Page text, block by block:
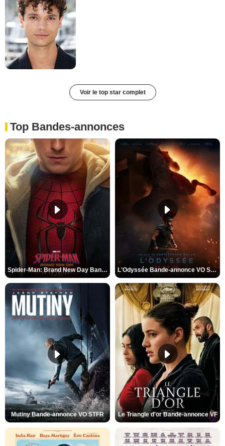
Voir le top star complet
Top Bandes-annonces
Spider-Man: Brand New Day Bande-annonce VO STFR L'Odyssée Bande-annonce VO STFR
Mutiny Bande-annonce VO STFR Le Triangle d'or Bande-annonce VF